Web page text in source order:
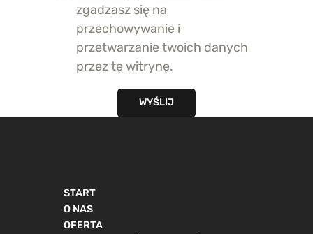
zgadzasz się na
przechowywanie i
przetwarzanie twoich danych
przez tę witrynę.
START
O NAS
OFERTA